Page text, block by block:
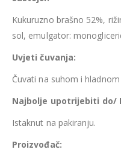
Kukuruzno brašno 52%,
sol, emulgator:
Uvjeti čuvanja:
Čuvati na suhom i
Najbolje upotrijebiti do/
Istaknut na pakiranju.
Proizvođač: